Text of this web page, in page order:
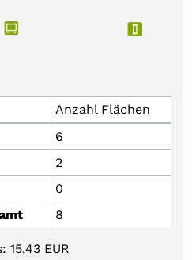
Anzahl Flächen
6
2
0
8
15,43 EUR